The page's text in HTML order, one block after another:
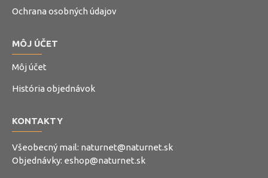
Ochrana osobných údajov
MÔJ ÚČET
Môj účet
História objednávok
KONTAKTY
Všeobecný mail: naturnet@naturnet.sk
Objednávky: eshop@naturnet.sk